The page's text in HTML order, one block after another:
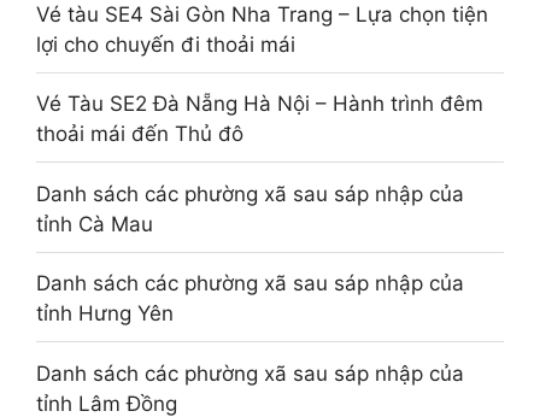
Vé tàu SE4 Sài Gòn Nha Trang – Lựa chọn tiện
lợi cho chuyến đi thoải mái
Vé Tàu SE2 Đà Nẵng Hà Nội – Hành trình đêm
thoải mái đến Thủ đô
Danh sách các phường xã sau sáp nhập của
tỉnh Cà Mau
Danh sách các phường xã sau sáp nhập của
tỉnh Hưng Yên
Danh sách các phường xã sau sáp nhập của
tỉnh Lâm Đồng